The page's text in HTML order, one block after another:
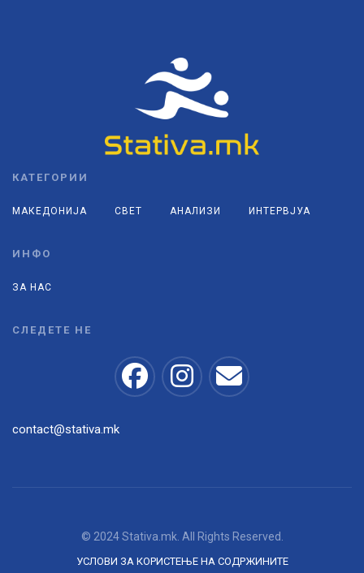
КАТЕГОРИИ
МАКЕДОНИЈА СВЕТ АНАЛИЗИ ИНТЕРВЈУА
ИНФО
ЗА НАС
СЛЕДЕТЕ НЕ
contact@stativa.mk
© 2024 Stativa.mk. All Rights Reserved.
УСЛОВИ ЗА КОРИСТЕЊЕ НА СОДРЖИНИТЕ